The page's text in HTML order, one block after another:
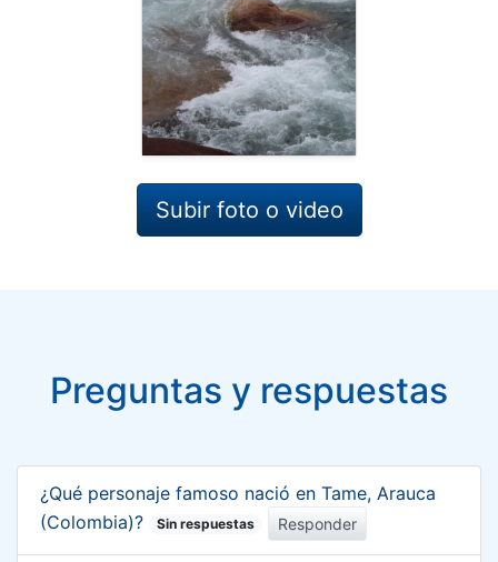
Subir foto o video
Preguntas y respuestas
¿Qué personaje famoso nació en Tame, Arauca
(Colombia)?
Sin respuestas Responder